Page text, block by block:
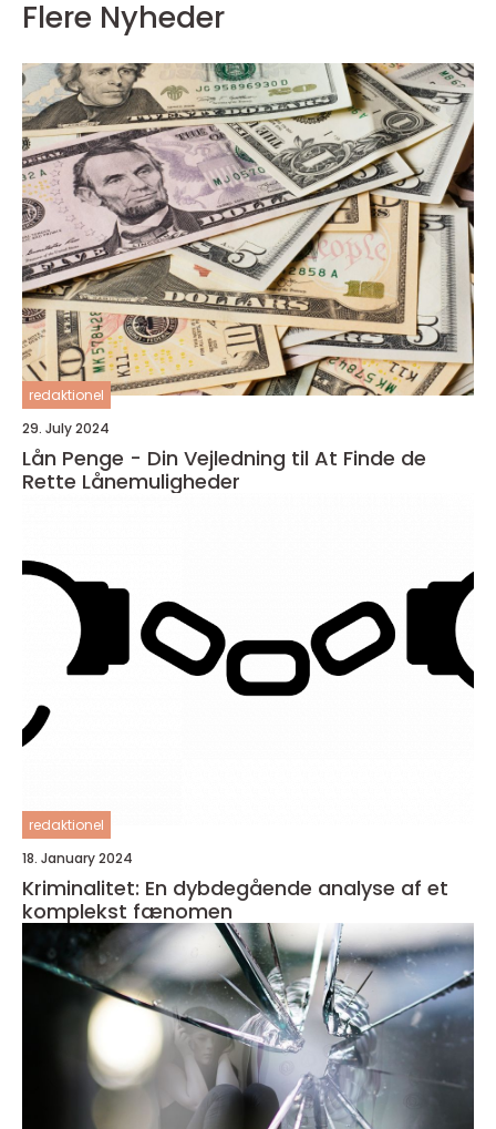
Flere Nyheder
redaktionel
29. July 2024
Lån Penge - Din Vejledning til At Finde de
Rette Lånemuligheder
redaktionel
18. January 2024
Kriminalitet: En dybdegående analyse af et
komplekst fænomen